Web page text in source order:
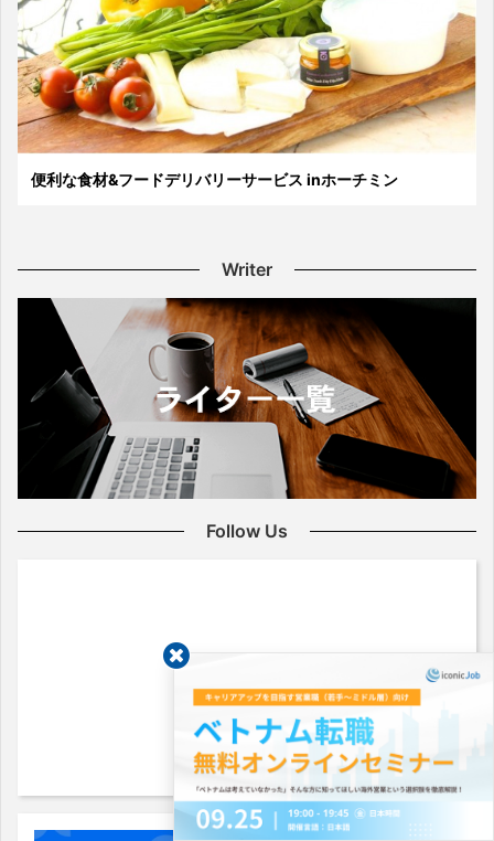
便利な食材&フードデリバリーサービス inホーチミン
Writer
Follow Us